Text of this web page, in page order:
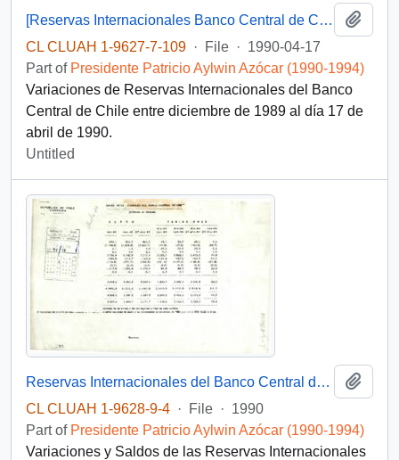
[Reservas Internacionales Banco Central de Chile]
CL CLUAH 1-9627-7-109 · File · 1990-04-17
Part of Presidente Patricio Aylwin Azócar (1990-1994)
Variaciones de Reservas Internacionales del Banco
Central de Chile entre diciembre de 1989 al día 17 de
abril de 1990.
Untitled
Reservas Internacionales del Banco Central de Chile
CL CLUAH 1-9628-9-4 · File · 1990
Part of Presidente Patricio Aylwin Azócar (1990-1994)
Variaciones y Saldos de las Reservas Internacionales